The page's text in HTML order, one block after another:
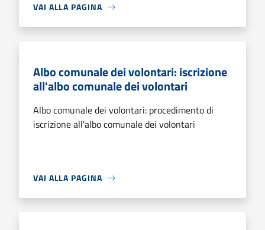
VAI ALLA PAGINA
Albo comunale dei volontari: iscrizione
all'albo comunale dei volontari
Albo comunale dei volontari: procedimento di
iscrizione all'albo comunale dei volontari
VAI ALLA PAGINA